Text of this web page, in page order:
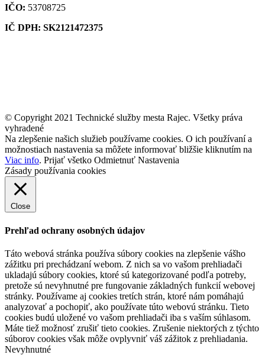
IČO: 53708725
IČ DPH: SK2121472375
© Copyright 2021 Technické služby mesta Rajec. Všetky práva
vyhradené
Na zlepšenie našich služieb používame cookies. O ich používaní a
možnostiach nastavenia sa môžete informovať bližšie kliknutím na
Viac info. Prijať všetko Odmietnuť Nastavenia
Zásady používania cookies
Close
Prehľad ochrany osobných údajov
Táto webová stránka používa súbory cookies na zlepšenie vášho
zážitku pri prechádzaní webom. Z nich sa vo vašom prehliadači
ukladajú súbory cookies, ktoré sú kategorizované podľa potreby,
pretože sú nevyhnutné pre fungovanie základných funkcií webovej
stránky. Používame aj cookies tretích strán, ktoré nám pomáhajú
analyzovať a pochopiť, ako používate túto webovú stránku. Tieto
cookies budú uložené vo vašom prehliadači iba s vaším súhlasom.
Máte tiež možnosť zrušiť tieto cookies. Zrušenie niektorých z týchto
súborov cookies však môže ovplyvniť váš zážitok z prehliadania.
Nevyhnutné